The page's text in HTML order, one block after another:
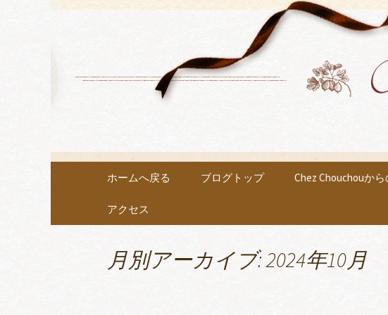
小牧市にある
Chouchou」
各種イベントや教室を開催中です
コンテンツへ移動
ホームへ戻る ブログトップ Chez Chouchouか
アクセス
月別アーカイブ: 2024年10月